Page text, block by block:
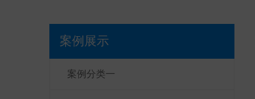
案例展示
案例分类一